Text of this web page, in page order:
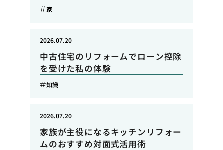
家
中古住宅のリフォームでローン控除
を受けた私の体験
2026.07.20
知識
家族が主役になるキッチンリフォー
ムのおすすめ対面式活用術
2026.07.20